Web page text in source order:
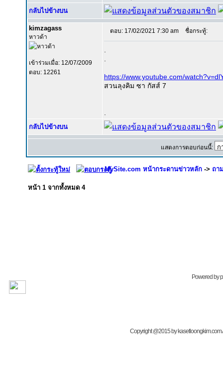
กลับไปข้างบน
kimzagass
หาวด้า
เข้าร่วมเมื่อ: 12/07/2009
ตอบ: 12261
ตอบ: 17/02/2021 7:30 am ชื่อกระทู้:
https://www.youtube.com/
สวนลุงคิม ซา กัสส์ 7
กลับไปข้างบน
แสดงการตอบก่อนนี้:
MySite.com หน้ากระดานข่าวหลัก -> ถา
หน้า 1 จากทั้งหมด 4
Powered by
Copyright @2015 by kasetloongkim.com